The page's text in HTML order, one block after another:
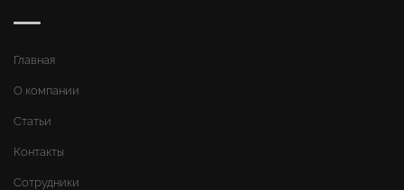
Главная
О компании
Статьи
Контакты
Сотрудники